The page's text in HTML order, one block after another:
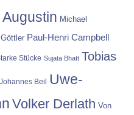
Michael
Paul-Henri Campbell
Stücke Sujata Bhatt Tobias
Beil Uwe-
Volker Derlath Von